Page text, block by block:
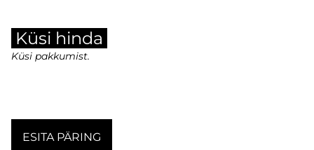
Küsi hinda
Küsi pakkumist.
ESITA PÄRING